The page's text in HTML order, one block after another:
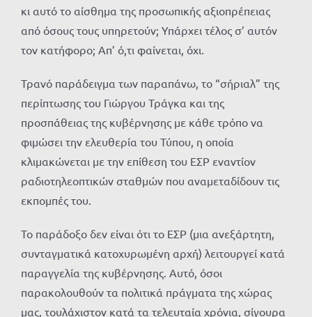
κι αυτό το αίσθημα της προσωπικής αξιοπρέπειας
από όσους τους υπηρετούν; Υπάρχει τέλος σ’ αυτόν
τον κατήφορο; Απ’ ό,τι φαίνεται, όχι.
Τρανό παράδειγμα των παραπάνω, το “σήριαλ” της
περίπτωσης του Γιώργου Τράγκα και της
προσπάθειας της κυβέρνησης με κάθε τρόπο να
φιμώσει την ελευθερία του Τύπου, η οποία
κλιμακώνεται με την επίθεση του ΕΣΡ εναντίον
ραδιοτηλεοπτικών σταθμών που αναμεταδίδουν τις
εκπομπές του.
Το παράδοξο δεν είναι ότι το ΕΣΡ (μια ανεξάρτητη,
συνταγματικά κατοχυρωμένη αρχή) λειτουργεί κατά
παραγγελία της κυβέρνησης. Αυτό, όσοι
παρακολουθούν τα πολιτικά πράγματα της χώρας
μας, τουλάχιστον κατά τα τελευταία χρόνια, σίγουρα